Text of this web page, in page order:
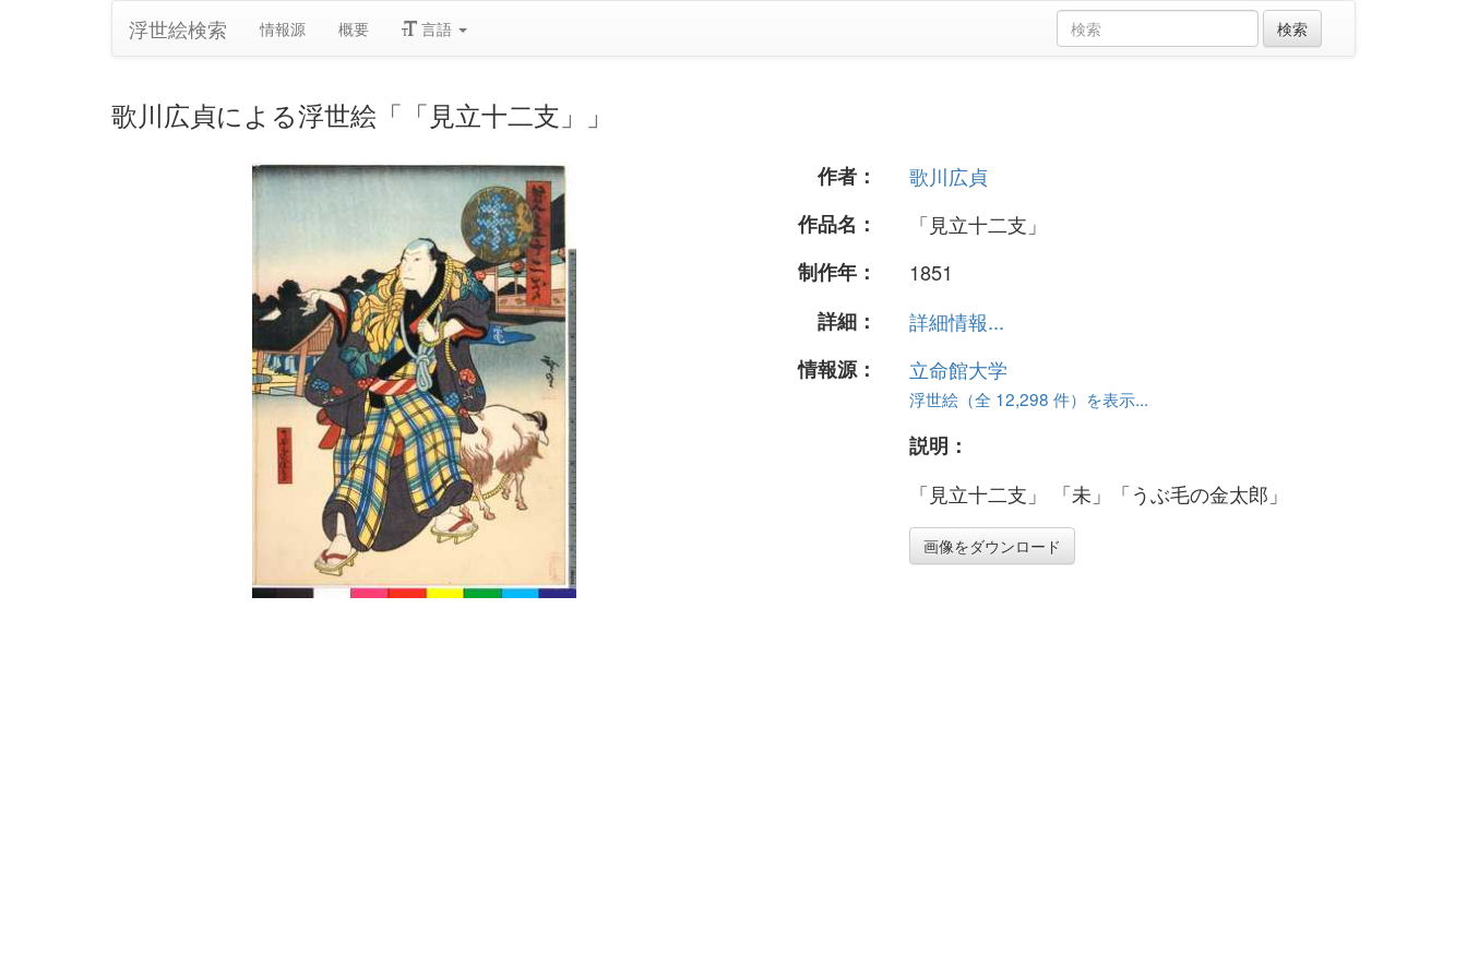
浮世絵検索 情報源 概要 言語
歌川広貞による浮世絵「「見立十二支」」
作者：
歌川広貞
作品名：
「見立十二支」
制作年：
1851
詳細：
詳細情報...
情報源：
立命館大学
浮世絵（全 12,298 件）を表示...
説明：
「見立十二支」 「未」「うぶ毛の金太郎」
画像をダウンロード